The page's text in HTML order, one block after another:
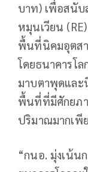
บาท) เพื่อสนั
หมุนเวียน
พื้นที่นิคมอุตสา
โดยธนาคารโ
มาบตาพุดและ
พื้นที่ที่มีศักยภา
ปริมาณมากเพี
“กนอ. มุ่งเน้น